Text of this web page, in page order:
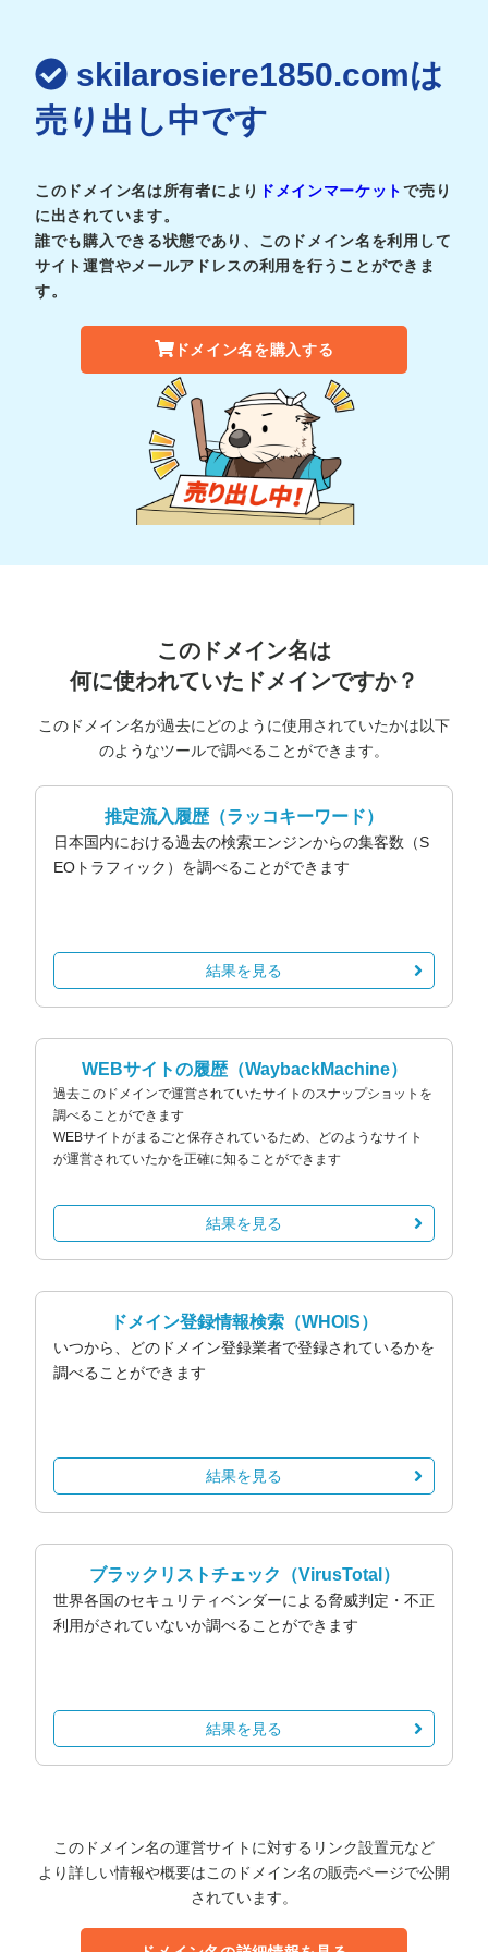
skilarosiere1850.comは
売り出し中です
このドメイン名は所有者により ドメインマーケットで売り
に出されています。
誰でも購入できる状態であり、このドメイン名を利用して
サイト運営やメールアドレスの利用を行うことができま
す。
ドメイン名を購入する
このドメイン名は
何に使われていたドメインですか？
このドメイン名が過去にどのように使用されていたかは以下
のようなツールで調べることができます。
推定流入履歴（ラッコキーワード）
日本国内における過去の検索エンジンからの集客数（S
EOトラフィック）を調べることができます
結果を見る
WEBサイトの履歴（WaybackMachine）
過去このドメインで運営されていたサイトのスナップショットを
調べることができます
WEBサイトがまるごと保存されているため、どのようなサイト
が運営されていたかを正確に知ることができます
結果を見る
ドメイン登録情報検索 （WHOIS）
いつから、どのドメイン登録業者で登録されているかを
調べることができます
結果を見る
ブラックリストチェック （VirusTotal）
世界各国のセキュリティベンダーによる脅威判定・不正
利用がされていないか調べることができます
結果を見る
このドメイン名の運営サイトに対するリンク設置元など
より詳しい情報や概要はこのドメイン名の販売ページで公開
されています。